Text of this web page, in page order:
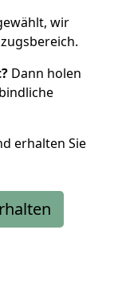
wir
Dann holen
erhalten Sie